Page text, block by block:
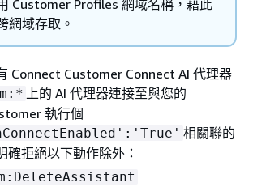
Customer Profiles 網域名稱，藉此
網域存取。
Connect Customer Connect AI 代理器
上的 AI 代理器連接至與您的
執行個
相關聯的
確拒絕以下動作除外：